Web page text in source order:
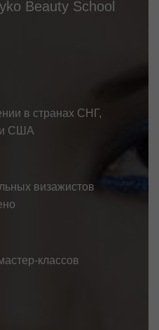
Beauty School
в странах СНГ,
США
визажистов
классов